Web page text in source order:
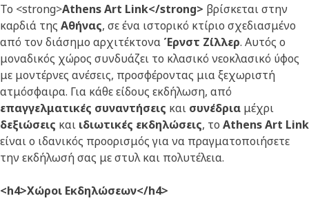
Το <strong>Athens Art Link</strong> βρίσκεται στην
καρδιά της Αθήνας, σε ένα ιστορικό κτίριο σχεδιασμένο
από τον διάσημο αρχιτέκτονα Έρνστ Ζίλλερ. Αυτός ο
μοναδικός χώρος συνδυάζει το κλασικό νεοκλασικό ύφος
με μοντέρνες ανέσεις, προσφέροντας μια ξεχωριστή
ατμόσφαιρα. Για κάθε είδους εκδήλωση, από
επαγγελματικές συναντήσεις και συνέδρια μέχρι
δεξιώσεις και ιδιωτικές εκδηλώσεις, το Athens Art Link
είναι ο ιδανικός προορισμός για να πραγματοποιήσετε
την εκδήλωσή σας με στυλ και πολυτέλεια.
<h4>Χώροι Εκδηλώσεων</h4>